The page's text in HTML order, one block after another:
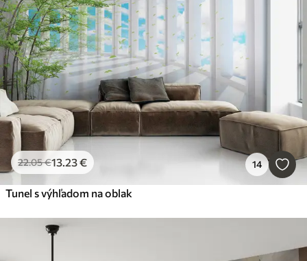
Smart
Obnovenie všetkého
22.05€13.23€ 14
Tunel s výhľadom na oblak